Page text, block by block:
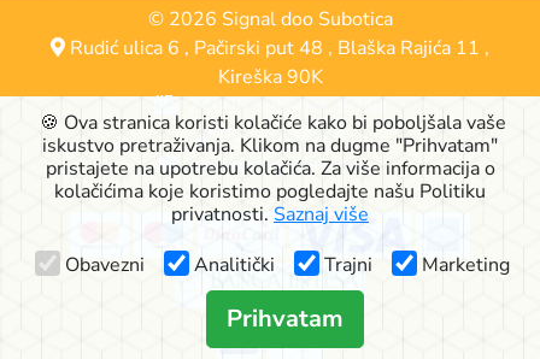
© 2026 Signal doo Subotica
Rudić ulica 6 , Pačirski put 48 , Blaška Rajića 11 ,
Kireška 90K
24000 Subotica, Srbija
063-553-574
online@signalshop.rs
🍪 Ova stranica koristi kolačiće kako bi poboljšala vaše
iskustvo pretraživanja. Klikom na dugme "Prihvatam"
pristajete na upotrebu kolačića. Za više informacija o
kolačićima koje koristimo pogledajte našu Politiku
privatnosti. Saznaj više
Obavezni
Analitički Trajni Marketing
Prihvatam